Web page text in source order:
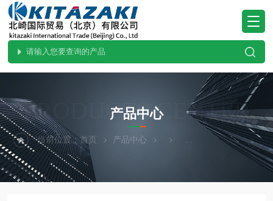
PRODUCTS CENTER
产品中心
当前位置：首页 产品中心 KAKUHUNTER写真化学